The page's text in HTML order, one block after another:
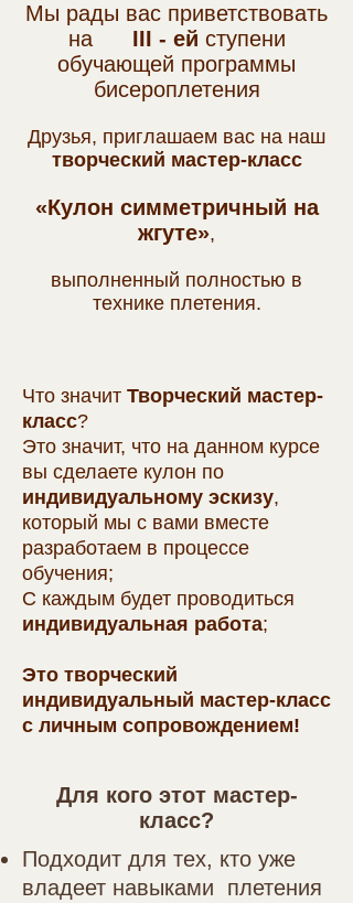
Мы рады вас приветствовать
на III - ей ступени
обучающей программы
бисероплетения
Друзья, приглашаем вас на наш
творческий мастер-класс
«Кулон симметричный на
жгуте»,
выполненный полностью в
технике плетения.
Что значит Творческий мастер-
класс?
Это значит, что на данном курсе
вы сделаете кулон по
индивидуальному эскизу,
который мы с вами вместе
разработаем в процессе
обучения;
С каждым будет проводиться
индивидуальная работа;
Это творческий
индивидуальный мастер-класс
с личным сопровождением!
Для кого этот мастер-
класс?
Подходит для тех, кто уже
владеет навыками плетения